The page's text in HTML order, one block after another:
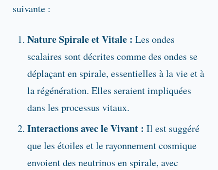
suivante :
Nature Spirale et Vitale : Les ondes
scalaires sont décrites comme des ondes se
déplaçant en spirale, essentielles à la vie et à
la régénération. Elles seraient impliquées
dans les processus vitaux.
Interactions avec le Vivant : Il est suggéré
que les étoiles et le rayonnement cosmique
envoient des neutrinos en spirale, avec